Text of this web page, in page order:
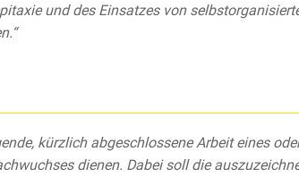
und des Einsatzes von
kürzlich abgeschlossene Arbeit eines
dienen. Dabei soll die